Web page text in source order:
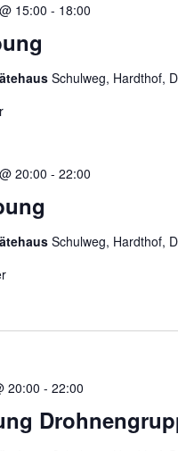
15:00 - 18:00
Schulweg, Hardthof,
20:00 -22:00
Schulweg, Hardthof,
20:00 -22:00